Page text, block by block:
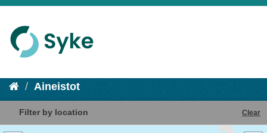
Aineistot
Filter by location Clear